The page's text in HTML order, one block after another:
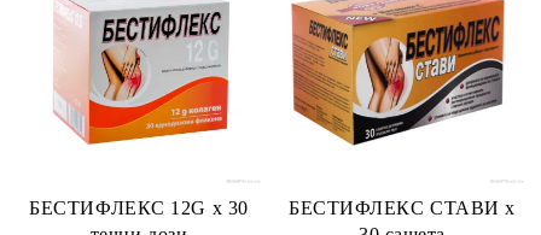
БЕСТИФЛЕКС 12G х 30
БЕСТИФЛЕКС СТАВИ х